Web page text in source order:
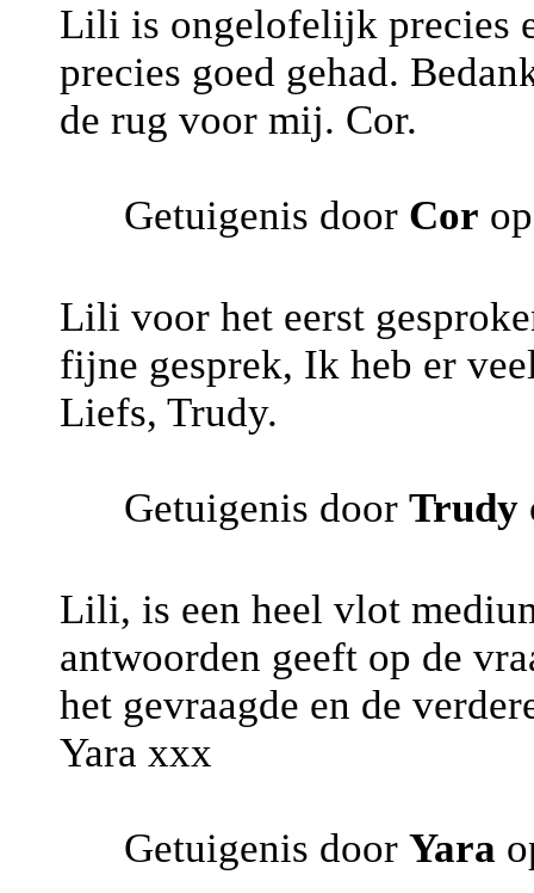
Lili is ongelofelijk precies
precies goed gehad.
de rug voor mij. Cor.
Getuigenis door Cor
Lili voor het eerst
fijne gesprek, Ik heb er
Liefs, Trudy.
Getuigenis door Trudy
Lili, is een heel vlot
antwoorden geeft op de
het gevraagde en de
Yara xxx
Getuigenis door Yara